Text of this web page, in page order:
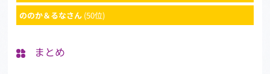
ののか＆るなさん (50位)
まとめ